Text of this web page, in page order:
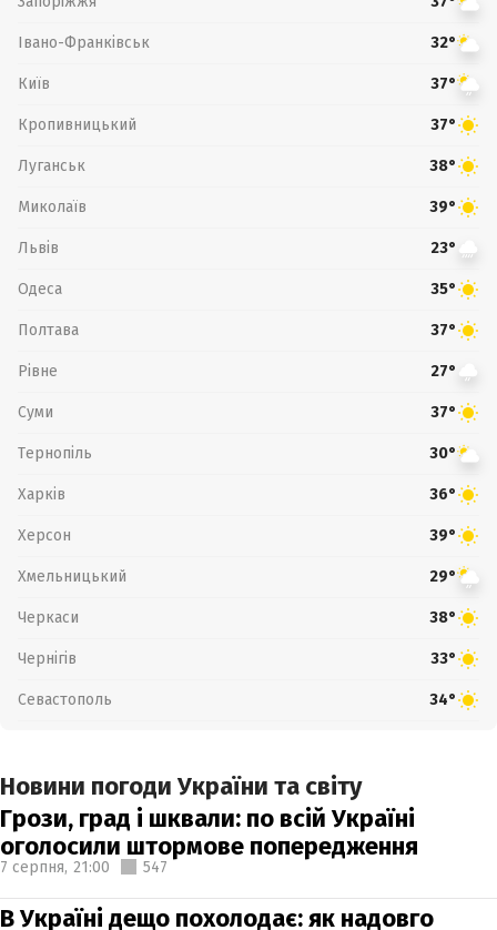
Івано-Франківськ 32°
Київ 37°
Кропивницький 37°
Луганськ 38°
Миколаїв 39°
Львів 23°
Одеса 35°
Полтава 37°
Рівне 27°
Суми 37°
Тернопіль 30°
Харків 36°
Херсон 39°
Хмельницький 29°
Черкаси 38°
Чернігів 33°
Севастополь 34°
Новини погоди України та світу
Грози, град і шквали: по всій Україні
оголосили штормове попередження
7 серпня, 21:00 547
В Україні дещо похолодає: як надовго